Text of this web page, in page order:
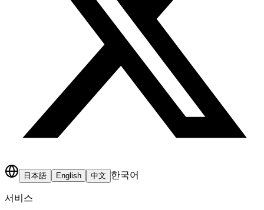
日本語 English 中文 한국어
서비스